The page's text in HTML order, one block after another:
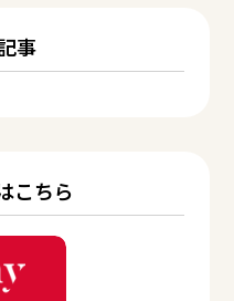
事
こちら